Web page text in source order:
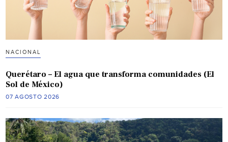
NACIONAL
Querétaro – El agua que transforma comunidades (El
Sol de México)
07 AGOSTO 2026